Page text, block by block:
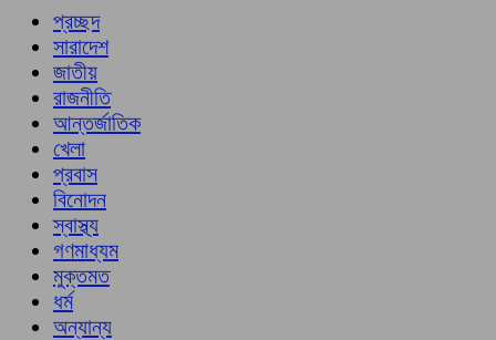
প্রচ্ছদ
সারাদেশ
জাতীয়
রাজনীতি
আন্তর্জাতিক
খেলা
প্রবাস
বিনোদন
স্বাস্থ্য
গণমাধ্যম
মুক্তমত
ধর্ম
অন্যান্য